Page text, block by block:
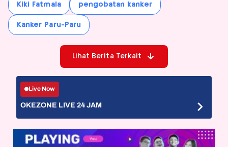
Kiki Fatmala pengobatan kanker
Kanker Paru-Paru
Lihat Berita Terkait
Live Now
OKEZONE LIVE 24 JAM